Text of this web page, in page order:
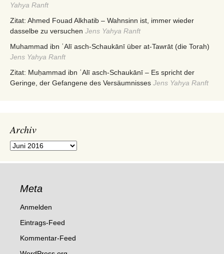
Yahya Ranft
Zitat: Ahmed Fouad Alkhatib – Wahnsinn ist, immer wieder
dasselbe zu versuchen Jens Yahya Ranft
Muhammad ibn ʿAlī asch-Schaukānī über at-Tawrāt (die Torah)
Jens Yahya Ranft
Zitat: Muḥammad ibn ʿAlī asch-Schaukānī – Es spricht der
Geringe, der Gefangene des Versäumnisses Jens Yahya Ranft
Archiv
Archiv
Meta
Anmelden
Eintrags-Feed
Kommentar-Feed